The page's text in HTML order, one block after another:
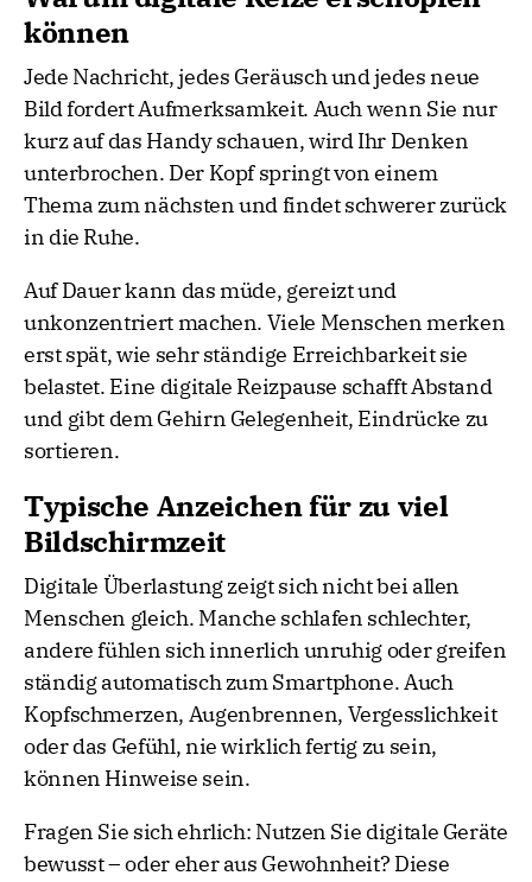
können
Jede Nachricht, jedes Geräusch und jedes neue
Bild fordert Aufmerksamkeit. Auch wenn Sie nur
kurz auf das Handy schauen, wird Ihr Denken
unterbrochen. Der Kopf springt von einem
Thema zum nächsten und findet schwerer zurück
in die Ruhe.
Auf Dauer kann das müde, gereizt und
unkonzentriert machen. Viele Menschen merken
erst spät, wie sehr ständige Erreichbarkeit sie
belastet. Eine digitale Reizpause schafft Abstand
und gibt dem Gehirn Gelegenheit, Eindrücke zu
sortieren.
Typische Anzeichen für zu viel
Bildschirmzeit
Digitale Überlastung zeigt sich nicht bei allen
Menschen gleich. Manche schlafen schlechter,
andere fühlen sich innerlich unruhig oder greifen
ständig automatisch zum Smartphone. Auch
Kopfschmerzen, Augenbrennen, Vergesslichkeit
oder das Gefühl, nie wirklich fertig zu sein,
können Hinweise sein.
Fragen Sie sich ehrlich: Nutzen Sie digitale Geräte
bewusst – oder eher aus Gewohnheit? Diese